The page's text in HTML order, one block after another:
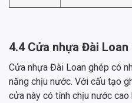
4.4 Cửa nhựa Đài Loan
Cửa nhựa Đài Loan ghép có
năng chịu nước. Với cấu tạo
cửa này có tính chịu nước